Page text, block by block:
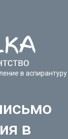
в
в аспирантуру